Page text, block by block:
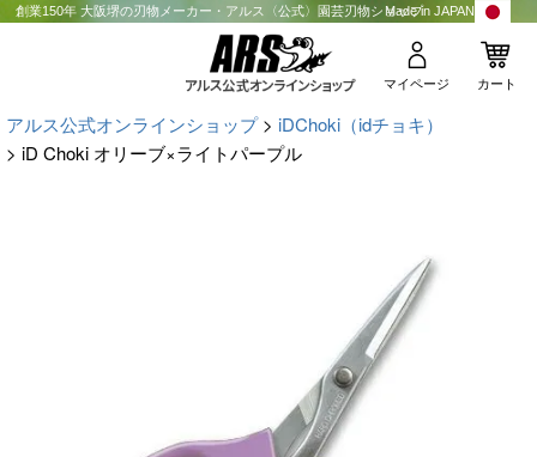
創業150年 大阪堺の刃物メーカー・アルス〈公式〉園芸刃物ショップMade in JAPAN
マイページ カート
アルス公式オンラインショップ
iDChoki（idチョキ）
iD Choki オリーブ×ライトパープル